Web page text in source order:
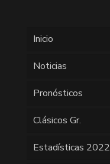
Inicio
Noticias
Pronósticos
Clásicos Gr.
Estadísticas 2022